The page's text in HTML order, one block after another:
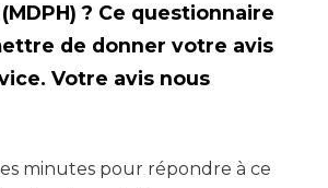
? Ce questionnaire
de donner votre avis
Votre avis nous
minutes pour répondre à ce